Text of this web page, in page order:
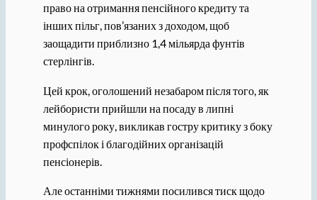
право на отримання пенсійного кредиту та
інших пільг, пов’язаних з доходом, щоб
заощадити приблизно 1,4 мільярда фунтів
стерлінгів.
Цей крок, оголошений незабаром після того, як
лейбористи прийшли на посаду в липні
минулого року, викликав гостру критику з боку
профспілок і благодійних організацій
пенсіонерів.
Але останніми тижнями посилився тиск щодо